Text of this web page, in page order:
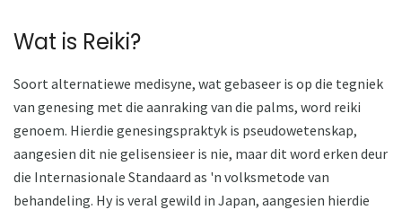
Wat is Reiki?
Soort alternatiewe medisyne, wat gebaseer is op die tegniek
van genesing met die aanraking van die palms, word reiki
genoem. Hierdie genesingspraktyk is pseudowetenskap,
aangesien dit nie gelisensieer is nie, maar dit word erken deur
die Internasionale Standaard as 'n volksmetode van
behandeling. Hy is veral gewild in Japan, aangesien hierdie